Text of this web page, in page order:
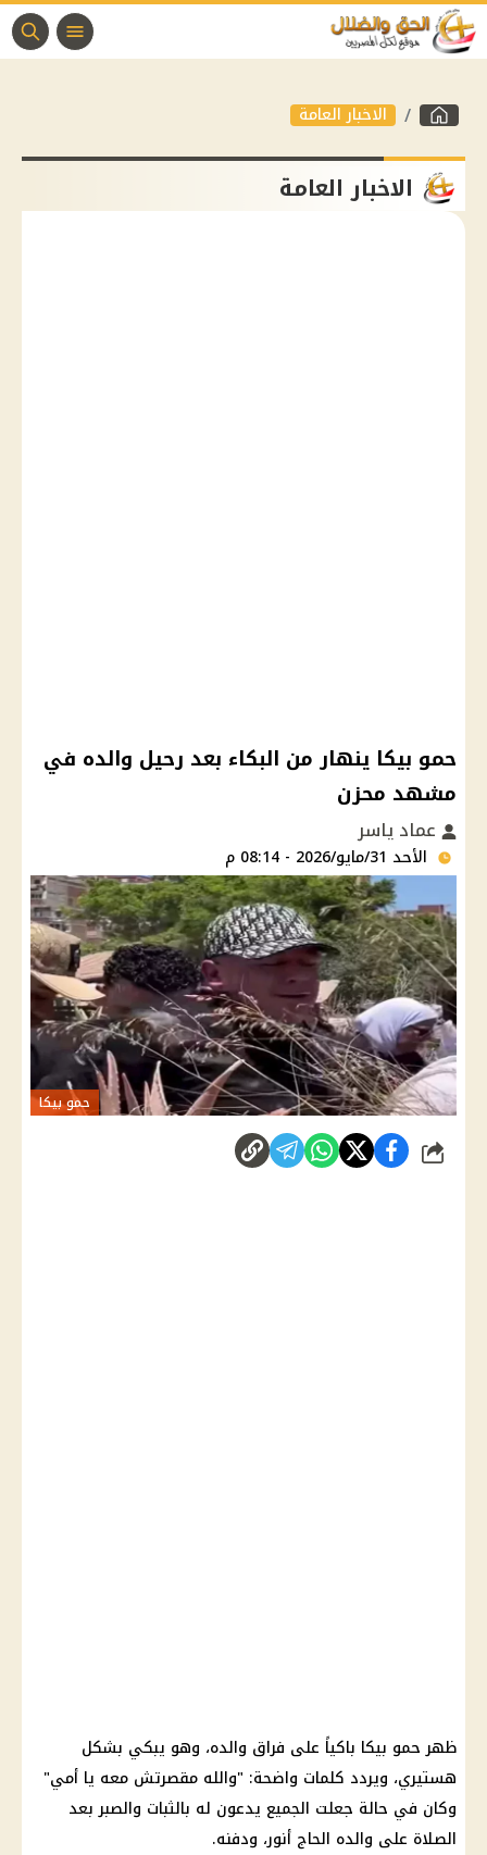
الاخبار العامة
الاخبار العامة
حمو بيكا ينهار من البكاء بعد رحيل والده في
مشهد محزن
عماد ياسر
الأحد 31/مايو/2026 - 08:14 م
حمو بيكا
شارك
ظهر حمو بيكا باكياً على فراق والده، وهو يبكي بشكل
هستيري، ويردد كلمات واضحة: "والله مقصرتش معه يا أمي"
وكان في حالة جعلت الجميع يدعون له بالثبات والصبر بعد
الصلاة على والده الحاج أنور، ودفنه.